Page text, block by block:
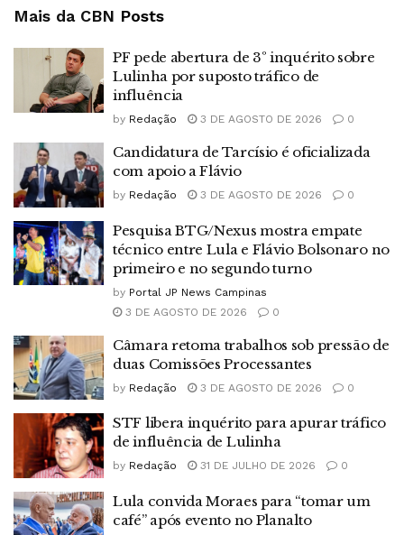
Mais da CBN Posts
PF pede abertura de 3º inquérito sobre
Lulinha por suposto tráfico de
influência
by Redação 3 DE AGOSTO DE 2026 0
Candidatura de Tarcísio é oficializada
com apoio a Flávio
by Redação 3 DE AGOSTO DE 2026 0
Pesquisa BTG/Nexus mostra empate
técnico entre Lula e Flávio Bolsonaro no
primeiro e no segundo turno
by Portal JP News Campinas
3 DE AGOSTO DE 2026
0
Câmara retoma trabalhos sob pressão de
duas Comissões Processantes
by Redação 3 DE AGOSTO DE 2026 0
STF libera inquérito para apurar tráfico
de influência de Lulinha
by Redação 31 DE JULHO DE 2026 0
Lula convida Moraes para “tomar um
café” após evento no Planalto